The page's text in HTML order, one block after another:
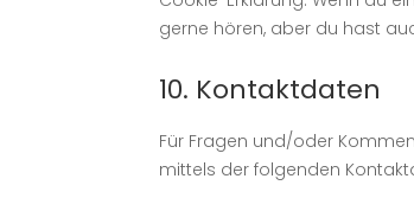
gerne hören, aber du hast
10. Kontaktdaten
Für Fragen und/oder
mittels der folgenden